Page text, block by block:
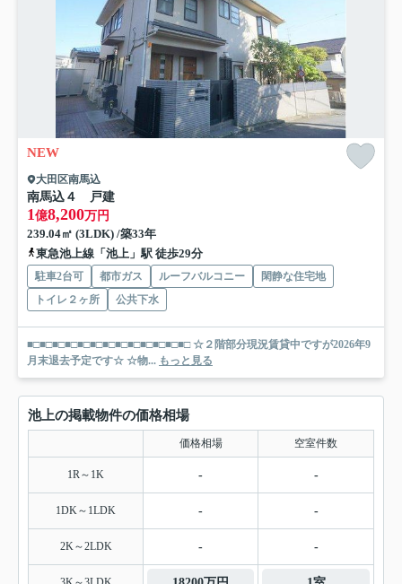
NEW
大田区南馬込
南馬込４ 戸建
1億8,200万円
239.04㎡ (3LDK) /築33年
東急池上線「池上」駅 徒歩29分
駐車2台可 都市ガス ルーフバルコニー
閑静な住宅地
トイレ２ヶ所
公共下水
■□■□■□■□■□■□■□■□■□■□■□■□■□ ☆２階部分現況賃貸中ですが2026年9
月末退去予定です☆ ☆物... もっと見る
池上の掲載物件の価格相場
価格相場 空室件数
1R～1K - -
1DK～1LDK - -
2K～2LDK - -